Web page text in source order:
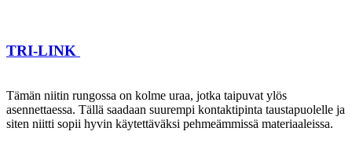
TRI-LINK
Tämän niitin rungossa on kolme uraa, jotka taipuvat ylös
asennettaessa. Tällä saadaan suurempi kontaktipinta taustapuolelle ja
siten niitti sopii hyvin käytettäväksi pehmeämmissä materiaaleissa.